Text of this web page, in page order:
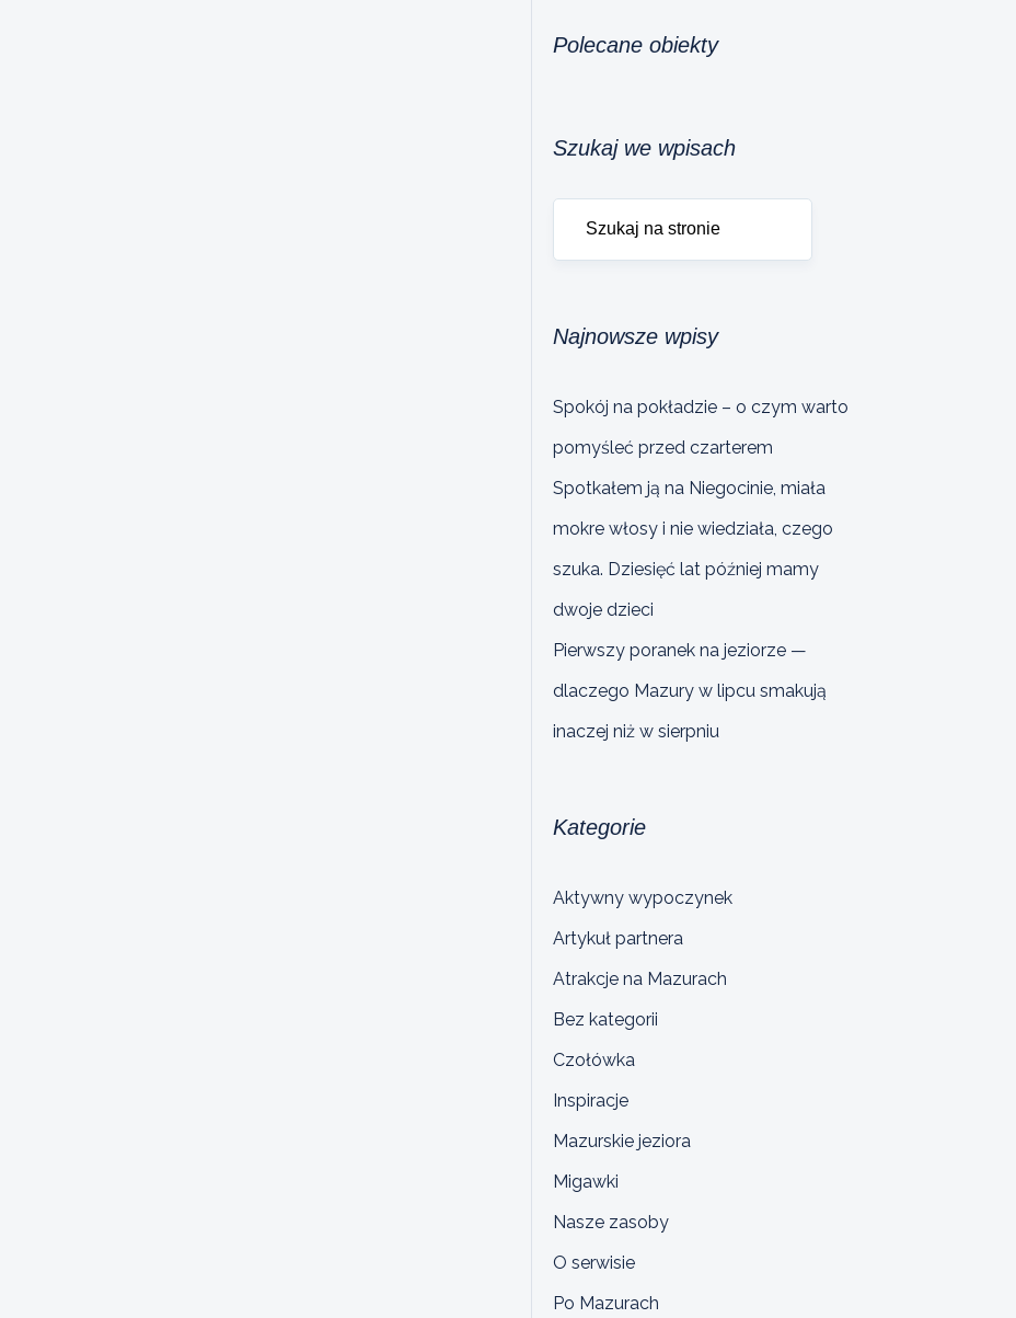
Polecane obiekty
Szukaj we wpisach
Najnowsze wpisy
Spokój na pokładzie – o czym warto
pomyśleć przed czarterem
Spotkałem ją na Niegocinie, miała
mokre włosy i nie wiedziała, czego
szuka. Dziesięć lat później mamy
dwoje dzieci
Pierwszy poranek na jeziorze —
dlaczego Mazury w lipcu smakują
inaczej niż w sierpniu
Kategorie
Aktywny wypoczynek
Artykuł partnera
Atrakcje na Mazurach
Bez kategorii
Czołówka
Inspiracje
Mazurskie jeziora
Migawki
Nasze zasoby
O serwisie
Po Mazurach